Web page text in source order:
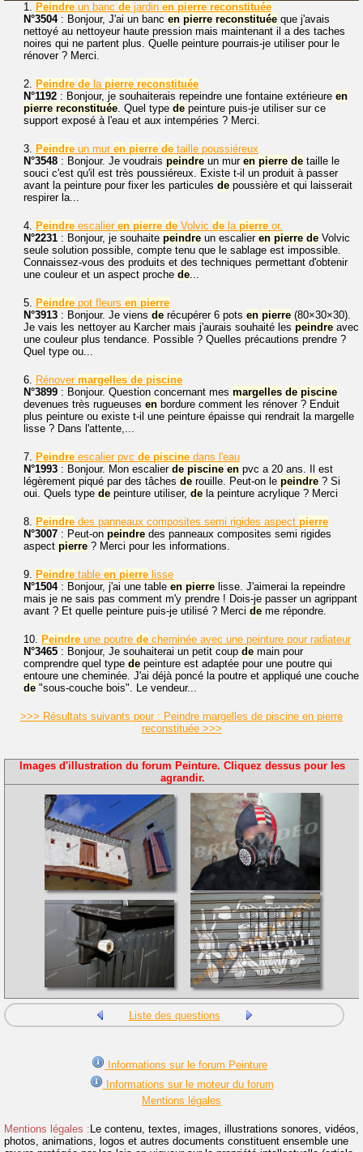
1. Peindre un banc de jardin en pierre reconstituée
N°3504: Bonjour, J'ai un banc en pierre reconstituée que j'avais
nettoyé au nettoyeur haute pression mais maintenant il a des taches
noires qui ne partent plus. Quelle peinture pourrais-je utiliser pour le
rénover ? Merci.
2. Peindre de la pierre reconstituée
N°1192 : Bonjour, je souhaiterais repeindre une fontaine extérieure en
pierre reconstituée. Quel type de peinture puis-je utiliser sur ce
support exposé à l'eau et aux intempéries ? Merci.
3. Peindre un mur en pierre de taille poussiéreux
N°3548 : Bonjour. Je voudrais peindre un mur en pierre de taille le
souci c'est qu'il est très poussiéreux. Existe t-il un produit à passer
avant la peinture pour fixer les particules de poussière et qui laisserait
respirer la...
4. Peindre escalier en pierre de Volvic de la pierre or.
N°2231 : Bonjour, je souhaite peindre un escalier en pierre de Volvic
seule solution possible, compte tenu que le sablage est impossible.
Connaissez-vous des produits et des techniques permettant d'obtenir
une couleur et un aspect proche de...
5. Peindre pot fleurs en pierre
N°3913 : Bonjour. Je viens de récupérer 6 pots en pierre (80×30×30).
Je vais les nettoyer au Karcher mais j'aurais souhaité les peindre avec
une couleur plus tendance. Possible ? Quelles précautions prendre ?
Quel type ou...
6. Rénover margelles de piscine
N°3899 : Bonjour. Question concernant mes margelles de piscine
devenues très rugueuses en bordure comment les rénover ? Enduit
plus peinture ou existe t-il une peinture épaisse qui rendrait la margelle
lisse ? Dans l'attente,...
7. Peindre escalier pvc de piscine dans l'eau
N°1993 : Bonjour. Mon escalier de piscine en pvc a 20 ans. Il est
légèrement piqué par des tâches de rouille. Peut-on le peindre ? Si
oui. Quels type de peinture utiliser, de la peinture acrylique ? Merci
8. Peindre des panneaux composites semi rigides aspect pierre
N°3007 : Peut-on peindre des panneaux composites semi rigides
aspect pierre ? Merci pour les informations.
9. Peindre table en pierre lisse
N°1504: Bonjour, j'ai une table en pierre lisse. J'aimerai la repeindre
mais je ne sais pas comment m'y prendre ! Dois-je passer un agrippant
avant ? Et quelle peinture puis-je utilisé ? Merci de me répondre.
10. Peindre une poutre de cheminée avec une peinture pour radiateur
N°3465 : Bonjour, Je souhaiterai un petit coup de main pour
comprendre quel type de peinture est adaptée pour une poutre qui
entoure une cheminée. J'ai déjà poncé la poutre et appliqué une couche
de "sous-couche bois". Le vendeur...
>>> Résultats suivants pour : Peindre margelles de piscine en pierre
reconstituée >>>
Images d'illustration du forum Peinture. Cliquez dessus pour les
agrandir.
Liste des questions
Informations sur le forum Peinture
Informations sur le moteur du forum
Mentions légales
Mentions légales :Le contenu, textes, images, illustrations sonores, vidéos,
photos, animations, logos et autres documents constituent ensemble une